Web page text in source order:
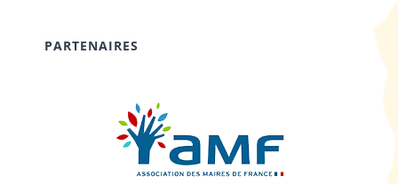
PARTENAIRES